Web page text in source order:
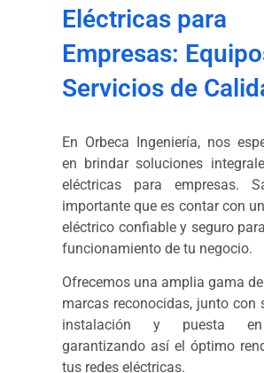
Eléctricas para
Empresas:
Servicios de
En Orbeca Ingeniería, nos
en brindar soluciones
eléctricas para empresas.
importante que es contar con
eléctrico confiable y seguro
funcionamiento de tu negocio.
Ofrecemos una amplia gama
marcas reconocidas, junto con
instalación y puesta en
garantizando así el óptimo
tus redes eléctricas.